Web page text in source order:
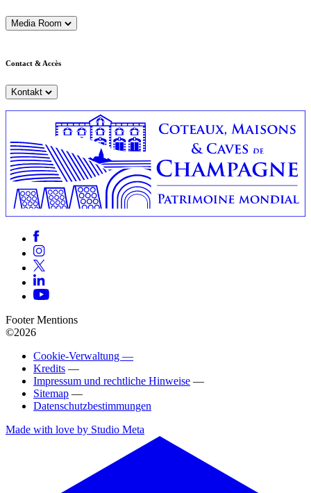
Media Room
Contact & Accès
Kontakt
Footer Mentions
©2026
Cookie-Verwaltung —
Kredits —
Impressum und rechtliche Hinweise —
Sitemap —
Datenschutzbestimmungen
Made with love by Studio Meta